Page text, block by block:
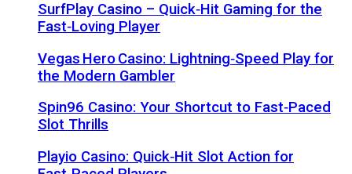
SurfPlay Casino – Quick‑Hit Gaming for the
Fast‑Loving Player
Vegas Hero Casino: Lightning‑Speed Play for
the Modern Gambler
Spin96 Casino: Your Shortcut to Fast‑Paced
Slot Thrills
Playio Casino: Quick‑Hit Slot Action for